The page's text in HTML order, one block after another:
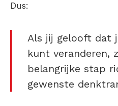
Dus:
Als jij gelooft dat
kunt veranderen,
belangrijke stap
gewenste